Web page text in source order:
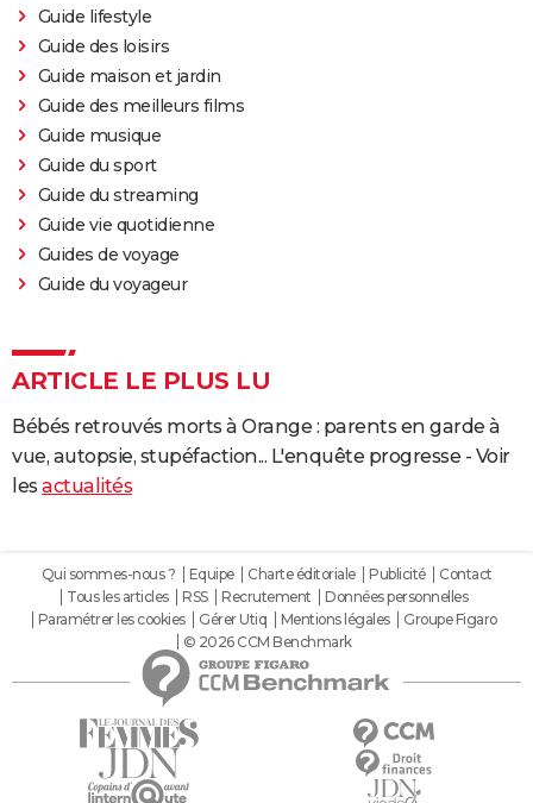
Guide lifestyle
Guide des loisirs
Guide maison et jardin
Guide des meilleurs films
Guide musique
Guide du sport
Guide du streaming
Guide vie quotidienne
Guides de voyage
Guide du voyageur
ARTICLE LE PLUS LU
Bébés retrouvés morts à Orange : parents en garde à
vue, autopsie, stupéfaction... L'enquête progresse - Voir
les actualités
Qui sommes-nous ? Equipe Charte éditoriale Publicité
Contact
Tous les articles
RSS Recrutement
Données personnelles
Paramétrer les cookies
Gérer Utiq Mentions légales
Groupe Figaro
© 2026 CCM Benchmark